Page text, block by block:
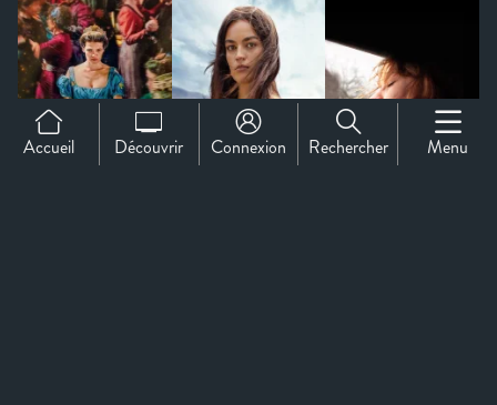
Accueil Découvrir Connexion Rechercher Menu